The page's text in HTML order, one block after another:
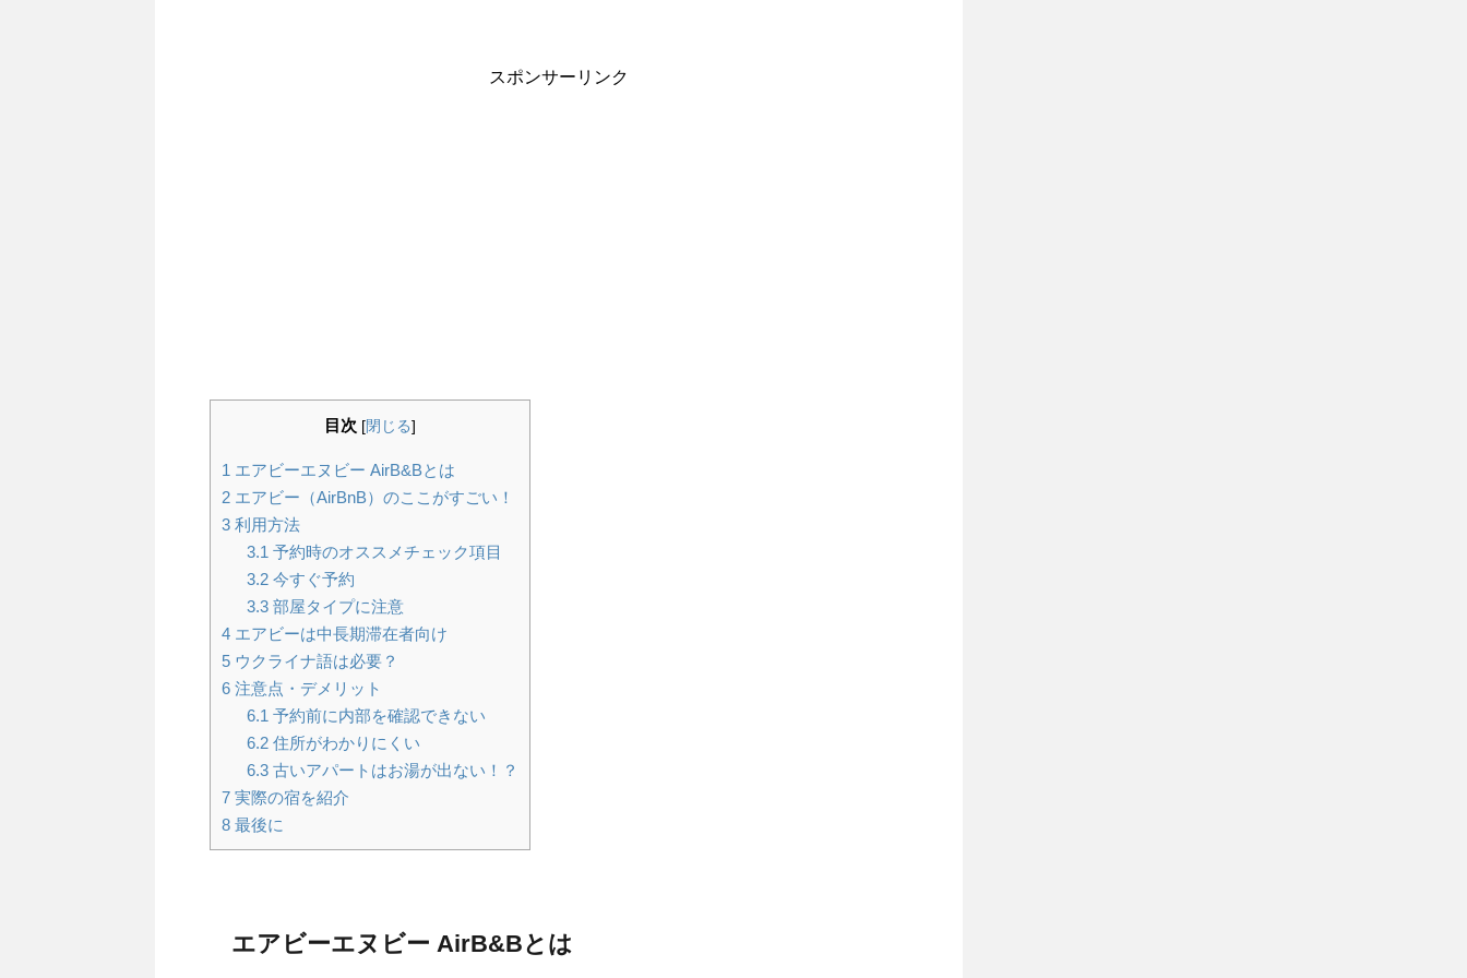
スポンサーリンク
目次 [閉じる]
1 エアビーエヌビー AirB&Bとは
2 エアビー（AirBnB）のここがすごい！
3 利用方法
3.1 予約時のオススメチェック項目
3.2今すぐ予約
3.3部屋タイプに注意
4 エアビーは中長期滞在者向け
5 ウクライナ語は必要？
6 注意点・デメリット
6.1 予約前に内部を確認できない
6.2住所がわかりにくい
6.3古いアパートはお湯が出ない！？
7 実際の宿を紹介
8 最後に
エアビーエヌビー AirB&Bとは